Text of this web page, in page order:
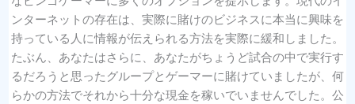
ンターネットの存在は、実際に賭けのビジネスに本当に興味を
持っている人に情報が伝えられる方法を実際に緩和しました。
たぶん、あなたはさらに、あなたがちょうど試合の中で実行す
るだろうと思ったグループとゲーマーに賭けていましたが、何
らかの方法でそれから十分な現金を稼いでいませんでした。公